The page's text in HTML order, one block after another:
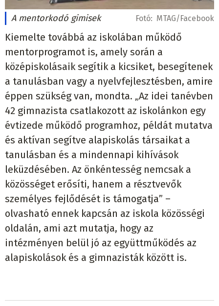
A mentorkodó gimisek Fotó: MTAG/Facebook
Kiemelte továbbá az iskolában működő
mentorprogramot is, amely során a
középiskolásaik segítik a kicsiket, besegítenek
a tanulásban vagy a nyelvfejlesztésben, amire
éppen szükség van, mondta. „Az idei tanévben
42 gimnazista csatlakozott az iskolánkon egy
évtizede működő programhoz, példát mutatva
és aktívan segítve alapiskolás társaikat a
tanulásban és a mindennapi kihívások
leküzdésében. Az önkéntesség nemcsak a
közösséget erősíti, hanem a résztvevők
személyes fejlődését is támogatja” –
olvasható ennek kapcsán az iskola közösségi
oldalán, ami azt mutatja, hogy az
intézményen belül jó az együttműködés az
alapiskolások és a gimnazisták között is.